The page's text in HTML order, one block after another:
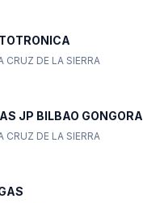
CRUZ DE LA SIERRA
JP BILBAO GONGORA
CRUZ DE LA SIERRA